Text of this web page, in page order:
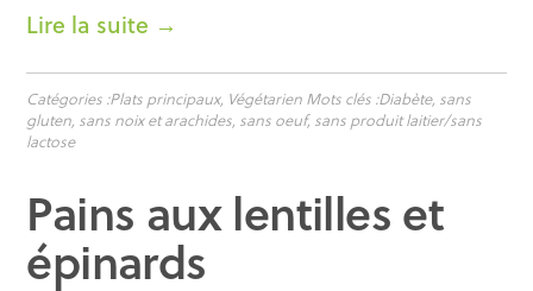
Lire la suite →
Catégories :Plats principaux, Végétarien Mots clés :Diabète, sans
gluten sans noix et arachides sans oeuf, sans produit laitier/sans
lactose
Pains aux lentilles et
épinards